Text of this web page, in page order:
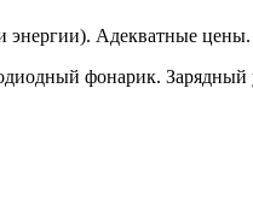
Адекватные цены.
фонарик. Зарядный